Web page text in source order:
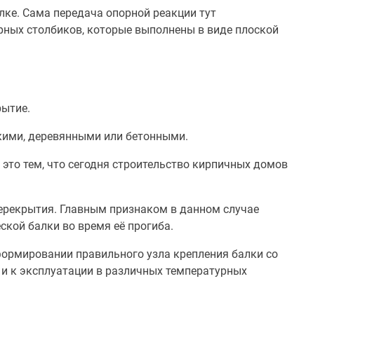
Сама передача опорной реакции тут
столбиков, которые выполнены в виде плоской
деревянными или бетонными.
тем, что сегодня строительство кирпичных домов
Главным признаком в данном случае
балки во время её прогиба.
правильного узла крепления балки со
к эксплуатации в различных температурных